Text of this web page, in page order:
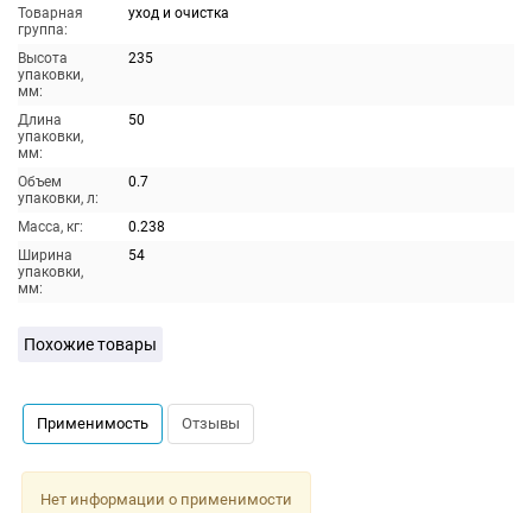
Товарная
группа:
уход и очистка
Высота
упаковки,
мм:
235
Длина
упаковки,
мм:
50
Объем
упаковки, л:
0.7
Масса, кг:
0.238
Ширина
упаковки,
мм:
54
Похожие товары
Применимость Отзывы
Нет информации о применимости